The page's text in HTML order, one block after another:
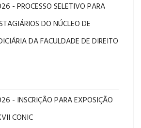
- PROCESSO SELETIVO PARA
DO NÚCLEO DE
DA FACULDADE DE DIREITO
- INSCRIÇÃO PARA EXPOSIÇÃO
CONIC